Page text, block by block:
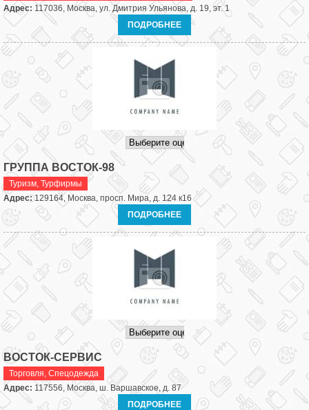
Адрес: 117036, Москва, ул. Дмитрия Ульянова, д. 19, эт. 1
ПОДРОБНЕЕ
ГРУППА ВОСТОК-98
Туризм, Турфирмы
Адрес: 129164, Москва, просп. Мира, д. 124 к16
ПОДРОБНЕЕ
ВОСТОК-СЕРВИС
Торговля, Спецодежда
Адрес: 117556, Москва, ш. Варшавское, д. 87
ПОДРОБНЕЕ